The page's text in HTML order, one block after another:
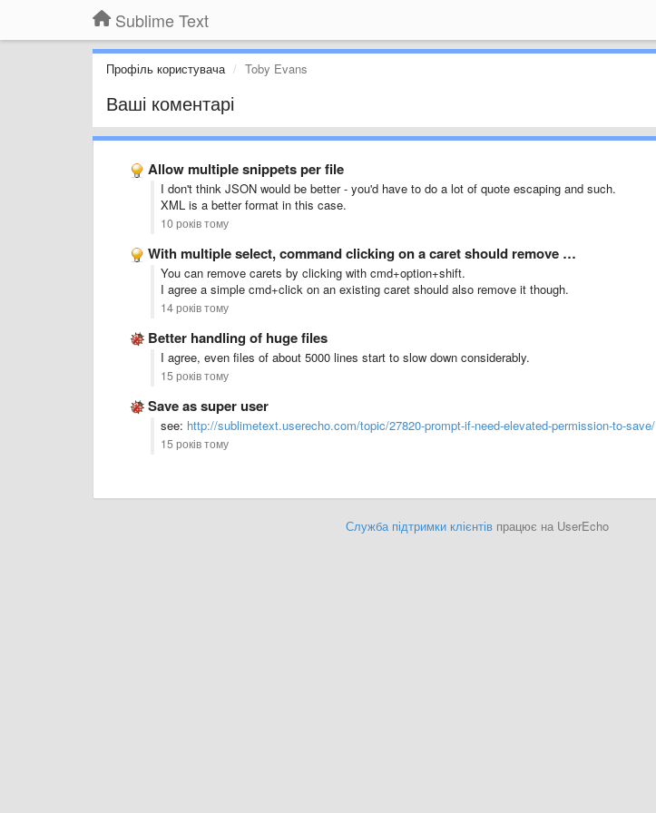
Sublime Text
Профіль користувача Toby Evans
Ваші коментарі
Allow multiple snippets per file
I don't think JSON would be better - you'd have to do a lot of quote escaping and such.
XML is a better format in this case.
10 років тому
With multiple select, command clicking on a caret should remove …
You can remove carets by clicking with cmd+option+shift.
I agree a simple cmd+click on an existing caret should also remove it though.
14 років тому
Better handling of huge files
I agree, even files of about 5000 lines start to slow down considerably.
15 років тому
Save as super user
see: http://sublimetext.userecho.com/topic/27820-prompt-if-need-elevated-permission-to-save/
15 років тому
Служба підтримки клієнтівпрацює на UserEcho